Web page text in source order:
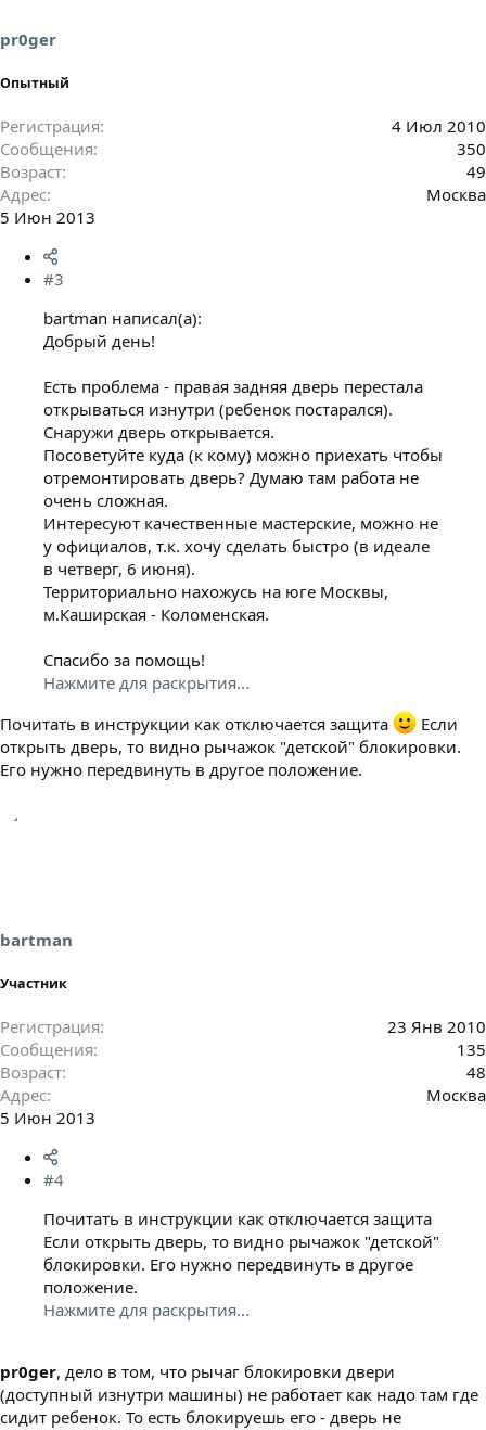
pr0ger
Опытный
Регистрация
4 Июл 2010
Сообщения
350
Возраст
49
Адрес
Москва
5 Июн 2013
#3
bartman написал(а):
Добрый день!
Есть проблема - правая задняя дверь перестала
открываться изнутри (ребенок постарался).
Снаружи дверь открывается.
Посоветуйте куда (к кому) можно приехать чтобы
отремонтировать дверь? Думаю там работа не
очень сложная.
Интересуют качественные мастерские, можно не
у официалов, т.к. хочу сделать быстро (в идеале
в четверг, 6 июня).
Территориально нахожусь на юге Москвы,
м.Каширская - Коломенская.
Спасибо за помощь!
Нажмите для раскрытия...
Почитать в инструкции как отключается защита
Если
открыть дверь, то видно рычажок "детской" блокировки.
Его нужно передвинуть в другое положение.
bartman
Участник
Регистрация
23 Янв 2010
Сообщения
135
Возраст
48
Адрес
Москва
5 Июн 2013
#4
Почитать в инструкции как отключается защита
Если открыть дверь, то видно рычажок "детской"
блокировки. Его нужно передвинуть в другое
положение.
Нажмите для раскрытия...
pr0ger, дело в том, что рычаг блокировки двери
(доступный изнутри машины) не работает как надо там где
сидит ребенок. То есть блокируешь его - дверь не